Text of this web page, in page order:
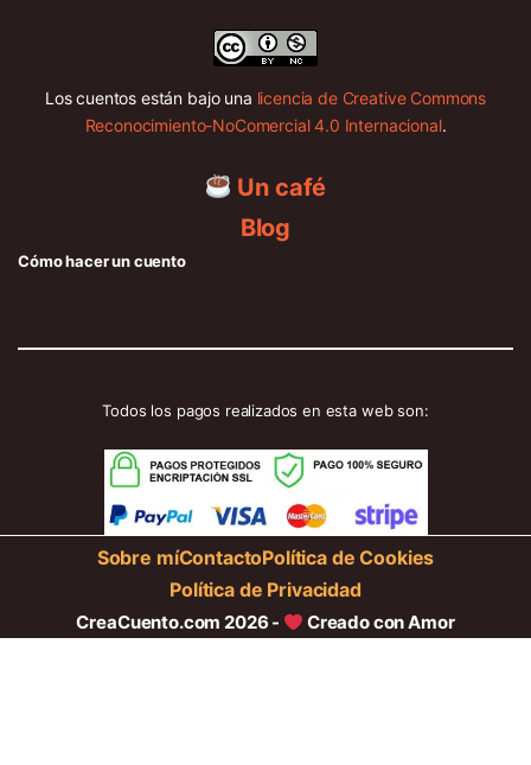
Los cuentos están bajo una licencia de Creative Commons
Reconocimiento-NoComercial 4.0 Internacional.
Un café
Blog
Cómo hacer un cuento
Todos los pagos realizados en esta web son:
Sobre míContactoPolítica de Cookies
Política de Privacidad
CreaCuento.com 2026 - Creado con Amor